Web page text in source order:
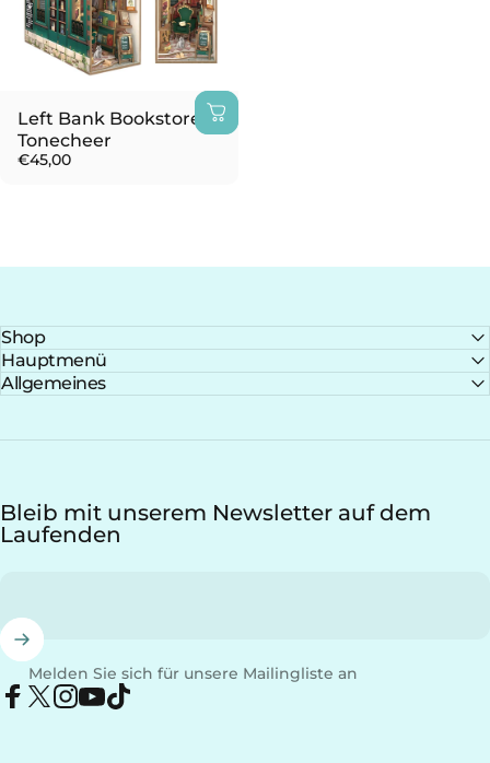
Left Bank Bookstore |
Tonecheer
€45,00
Shop
Hauptmenü
Allgemeines
Bleib mit unserem Newsletter auf dem
Laufenden
Melden Sie sich für unsere Mailingliste an